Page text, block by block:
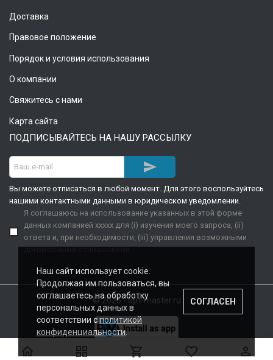
Доставка
Правовое положение
Порядок и условия использования
О компании
Свяжитесь с нами
Карта сайта
ПОДПИСЫВАЙТЕСЬ НА НАШУ РАССЫЛКУ

Вы можете отписаться в любой момент. Для этого воспользуйтесь
нашими контактными данными в юридическом уведомлении.
Я соглашаюсь на использование указанных в этой форме
данных компанией xxxxx для (i) изучения моего запроса, (ii)
ответа и, при необходимости, (iii) управления возможными
договорными отношениями.
© 2026 - opt-master.ru
    
Наш сайт использует cookie.
Продолжая им пользоваться, вы
соглашаетесь на обработку
персональных данных в
соответствии сполитикой
конфиденциальности.
СОГЛАСЕН